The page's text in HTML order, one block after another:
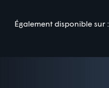
Également disponible sur :